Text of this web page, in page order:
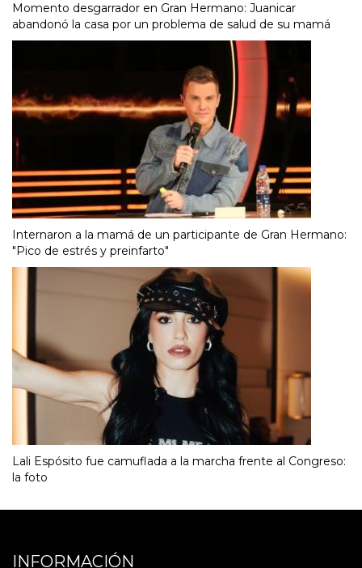
Momento desgarrador en Gran Hermano: Juanicar
abandonó la casa por un problema de salud de su mamá
Internaron a la mamá de un participante de Gran Hermano:
"Pico de estrés y preinfarto"
Lali Espósito fue camuflada a la marcha frente al Congreso:
la foto
INFORMACIÓN